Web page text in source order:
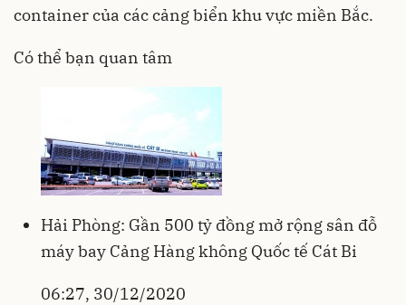
container của các cảng biển khu vực miền Bắc.
Có thể bạn quan tâm
Hải Phòng: Gần 500 tỷ đồng mở rộng sân đỗ
máy bay Cảng Hàng không Quốc tế Cát Bi
06:27, 30/12/2020